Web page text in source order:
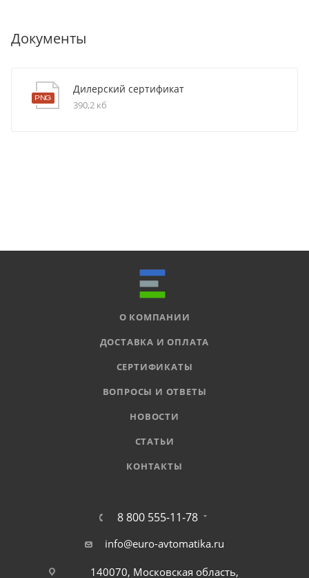
Документы
Дилерский сертификат
390,2 кб
О КОМПАНИИ
ДОСТАВКА И ОПЛАТА
СЕРТИФИКАТЫ
ВОПРОСЫ И ОТВЕТЫ
НОВОСТИ
СТАТЬИ
КОНТАКТЫ
8 800 555-11-78
info@euro-avtomatika.ru
140070, Московская область,